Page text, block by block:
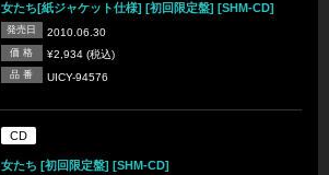
女たち[紙ジャケット仕様] [初回限定盤] [SHM-CD]
発売日 2010.06.30
価 格 ¥2,934 (税込)
品 番 UICY-94576
CD
女たち [初回限定盤] [SHM-CD]